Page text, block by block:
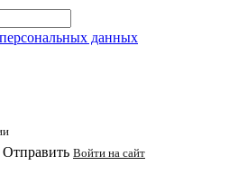
персональных данных
Отправить Войти на сайт